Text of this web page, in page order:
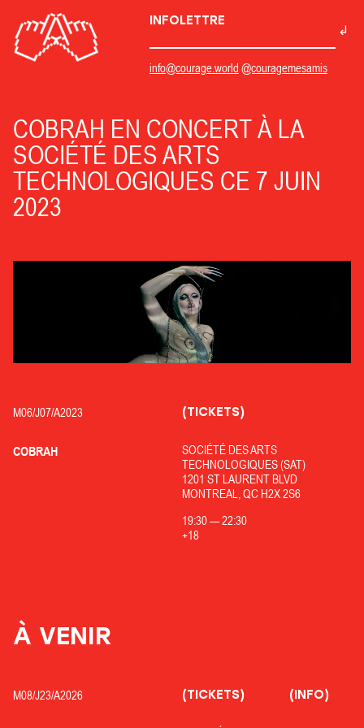
INFOLETTRE
info@courage.world @couragemesamis
COBRAH EN CONCERT À LA
SOCIÉTÉ DES ARTS
TECHNOLOGIQUES CE 7 JUIN
2023
M06/J07/A2023
COBRAH
SOCIÉTÉ DES ARTS
TECHNOLOGIQUES (SAT)
1201 ST LAURENT BLVD
MONTREAL, QC H2X 2S6
19:30—22:30
+18
(TICKETS)
À VENIR
M08/J23/A2026 (TICKETS) (INFO)